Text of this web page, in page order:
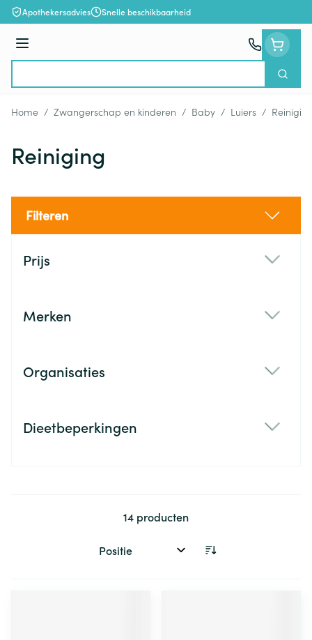
Ga naar de inhoud
Apothekersadvies Snelle beschikbaarheid
Menu
Zoek
Home / Zwangerschap en kinderen / Baby / Luiers /
Reiniging
Filteren
Prijs
Merken
Organisaties
Dieetbeperkingen
14 producten
Sorteer op: